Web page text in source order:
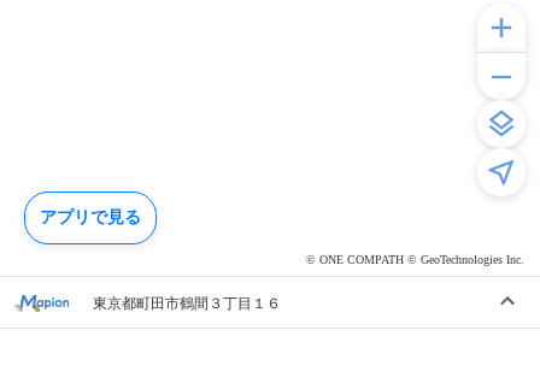
© ONE COMPATH © GeoTechnologies Inc.
東京都町田市鶴間３丁目１６
アプリで見る